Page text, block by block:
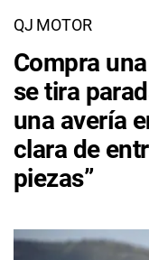
QJ MOTOR
Compra
se tira
una avería
clara de
piezas”